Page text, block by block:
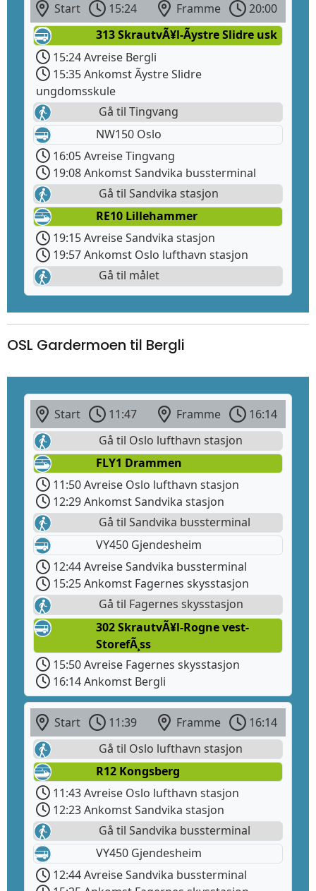
Start 15:24 Framme
20:00
313 SkrautvÃ¥l-Ãystre Slidre usk
15:24 Avreise Bergli
15:35 Ankomst Ãystre Slidre
ungdomsskule
Gå til Tingvang
NW150 Oslo
16:05 Avreise Tingvang
19:08 Ankomst Sandvika bussterminal
Gå til Sandvika stasjon
RE10 Lillehammer
19:15 Avreise Sandvika stasjon
19:57 Ankomst Oslo lufthavn stasjon
Gå til målet
OSL Gardermoen til Bergli
Start 11:47 Framme
16:14
Gå til Oslo lufthavn stasjon
FLY1 Drammen
11:50 Avreise Oslo lufthavn stasjon
12:29 Ankomst Sandvika stasjon
Gå til Sandvika bussterminal
VY450 Gjendesheim
12:44 Avreise Sandvika bussterminal
15:25 Ankomst Fagernes skysstasjon
Gå til Fagernes skysstasjon
302 SkrautvÃ¥l-Rogne vest-
StorefÃ¸ss
15:50 Avreise Fagernes skysstasjon
16:14 Ankomst Bergli
Start 11:39 Framme
16:14
Gå til Oslo lufthavn stasjon
R12 Kongsberg
11:43 Avreise Oslo lufthavn stasjon
12:23 Ankomst Sandvika stasjon
Gå til Sandvika bussterminal
VY450 Gjendesheim
12:44 Avreise Sandvika bussterminal